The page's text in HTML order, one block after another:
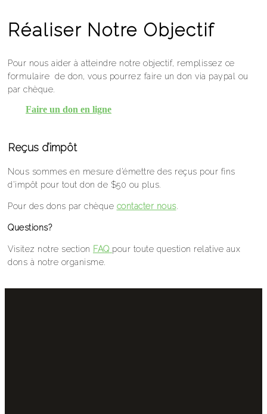
Réaliser Notre Objectif
Pour nous aider à atteindre notre objectif, remplissez ce
formulaire de don, vous pourrez faire un don via paypal ou
par chèque.
Faire un don en ligne
Reçus d’impôt
Nous sommes en mesure d’émettre des reçus pour fins
d’impôt pour tout don de $50 ou plus.
Pour des dons par chèque contacter nous.
Questions?
Visitez notre section FAQ pour toute question relative aux
dons à notre organisme.